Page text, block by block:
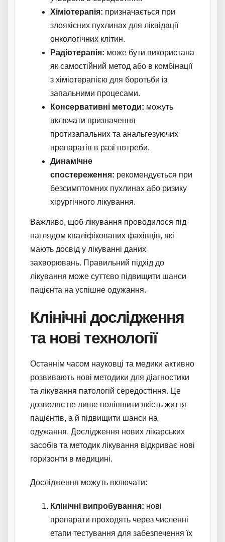
Хіміотерапія: призначається при
злоякісних пухлинах для ліквідації
онкологічних клітин.
Радіотерапія: може бути використана
як самостійний метод або в комбінації
з хіміотерапією для боротьби із
запальними процесами.
Консервативні методи: можуть
включати призначення
протизапальних та анальгезуючих
препаратів в разі потреби.
Динамічне
спостереження: рекомендується при
безсимптомних пухлинах або ризику
хірургічного лікування.
Важливо, щоб лікування проводилося під
наглядом кваліфікованих фахівців, які
мають досвід у лікуванні даних
захворювань. Правильний підхід до
лікування може суттєво підвищити шанси
пацієнта на успішне одужання.
Клінічні дослідження
та нові технології
Останнім часом науковці та медики активно
розвивають нові методики для діагностики
та лікування патологій середостіння. Це
дозволяє не лише поліпшити якість життя
пацієнтів, а й підвищити шанси на
одужання. Дослідження нових лікарських
засобів та методик лікування відкриває нові
горизонти в медицині.
Дослідження можуть включати:
Клінічні випробування: нові
препарати проходять через численні
етапи тестування для забезпечення їх